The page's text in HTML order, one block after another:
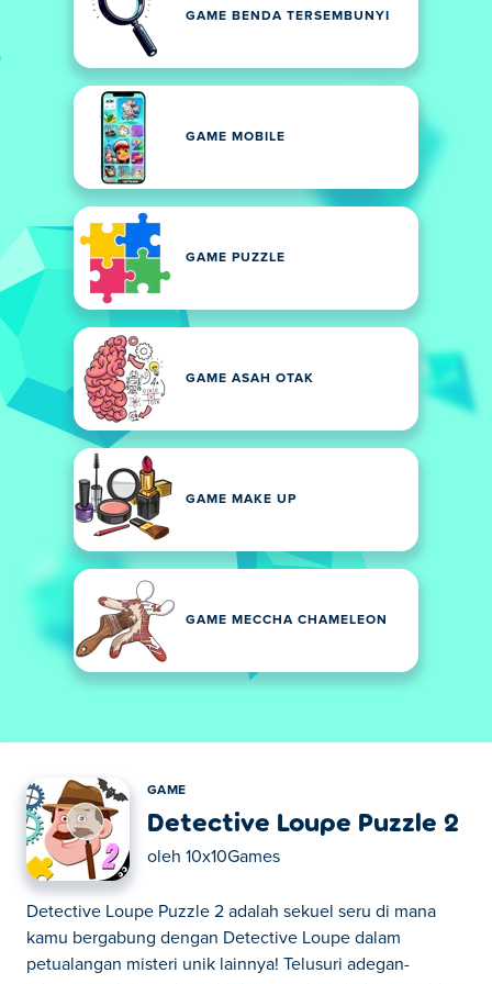
GAME BENDA TERSEMBUNYI
GAME MOBILE
GAME PUZZLE
GAME ASAH OTAK
GAME MAKE UP
GAME MECCHA CHAMELEON
GAME
Detective Loupe Puzzle 2
oleh 10x10Games
Detective Loupe Puzzle 2 adalah sekuel seru di mana
kamu bergabung dengan Detective Loupe dalam
petualangan misteri unik lainnya! Telusuri adegan-